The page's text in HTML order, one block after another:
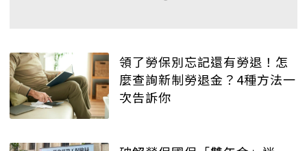
領了勞保別忘記還有勞退！怎
麼查詢新制勞退金？4種方法一
次告訴你